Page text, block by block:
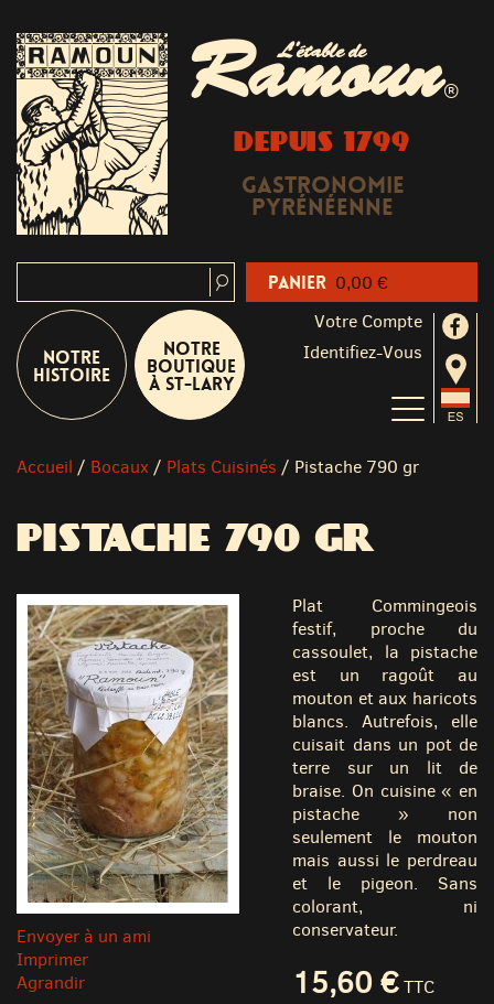
L'étable de
Ramoun®
DEPUIS 1799
Gastronomie
Pyrénéenne
Votre Compte
Identifiez-Vous
Notre
Histoire
Notre
boutique
à St-Lary
Accueil / Bocaux / Plats Cuisinés / Pistache 790 gr
PISTACHE 790 GR
Envoyer à un ami
Imprimer
Agrandir
Plat Commingeois
festif, proche du
cassoulet, la pistache
est un ragoût au
mouton et aux haricots
blancs. Autrefois, elle
cuisait dans un pot de
terre sur un lit de
braise. On cuisine « en
pistache » non
seulement le mouton
mais aussi le perdreau
et le pigeon. Sans
colorant, ni
conservateur.
15,60 €TTC
Panier 0,00 €